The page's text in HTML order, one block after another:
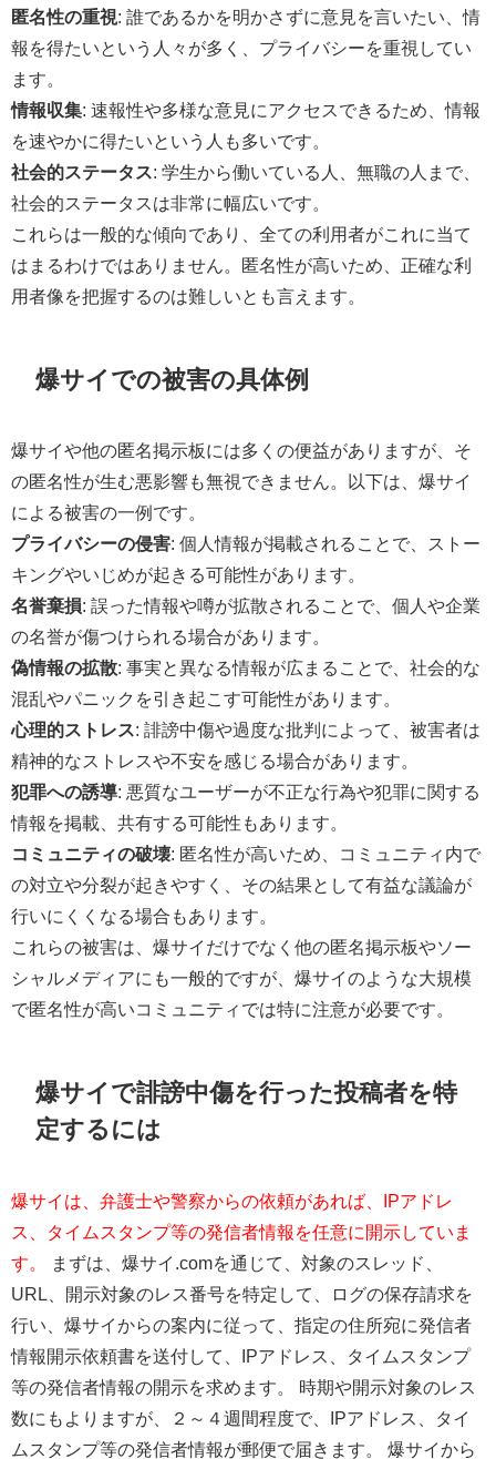
匿名性の重視: 誰であるかを明かさずに意見を言いたい、情
報を得たいという人々が多く、プライバシーを重視してい
ます。
情報収集: 速報性や多様な意見にアクセスできるため、情報
を速やかに得たいという人も多いです。
社会的ステータス: 学生から働いている人、無職の人まで、
社会的ステータスは非常に幅広いです。
これらは一般的な傾向であり、全ての利用者がこれに当て
はまるわけではありません。匿名性が高いため、正確な利
用者像を把握するのは難しいとも言えます。
爆サイでの被害の具体例
爆サイや他の匿名掲示板には多くの便益がありますが、そ
の匿名性が生む悪影響も無視できません。以下は、爆サイ
による被害の一例です。
プライバシーの侵害: 個人情報が掲載されることで、ストー
キングやいじめが起きる可能性があります。
名誉棄損: 誤った情報や噂が拡散されることで、個人や企業
の名誉が傷つけられる場合があります。
偽情報の拡散: 事実と異なる情報が広まることで、社会的な
混乱やパニックを引き起こす可能性があります。
心理的ストレス: 誹謗中傷や過度な批判によって、被害者は
精神的なストレスや不安を感じる場合があります。
犯罪への誘導: 悪質なユーザーが不正な行為や犯罪に関する
情報を掲載、共有する可能性もあります。
コミュニティの破壊: 匿名性が高いため、コミュニティ内で
の対立や分裂が起きやすく、その結果として有益な議論が
行いにくくなる場合もあります。
これらの被害は、爆サイだけでなく他の匿名掲示板やソー
シャルメディアにも一般的ですが、爆サイのような大規模
で匿名性が高いコミュニティでは特に注意が必要です。
爆サイで誹謗中傷を行った投稿者を特
定するには
爆サイは、弁護士や警察からの依頼があれば、IPアドレ
ス、タイムスタンプ等の発信者情報を任意に開示していま
す。
まずは、 爆サイ.comを通じて、対象のスレッド、
URL、開示対象のレス番号を特定して、ログの保存請求を
行い、爆サイからの案内に従って、指定の住所宛に発信者
情報開示依頼書を送付して、IPアドレス、タイムスタンプ
等の発信者情報の開示を求めます。 時期や開示対象のレス
数にもよりますが、２～４週間程度で、IPアドレス、タイ
ムスタンプ等の発信者情報が郵便で届きます。 爆サイから